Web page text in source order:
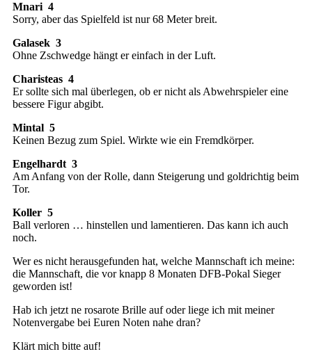
Mnari 4
Sorry, aber das Spielfeld ist nur 68 Meter breit.
Galasek 3
Ohne Zschwedge hängt er einfach in der Luft.
Charisteas 4
Er sollte sich mal überlegen, ob er nicht als Abwehrspieler eine
bessere Figur abgibt.
Mintal 5
Keinen Bezug zum Spiel. Wirkte wie ein Fremdkörper.
Engelhardt 3
Am Anfang von der Rolle, dann Steigerung und goldrichtig beim
Tor.
Koller 5
Ball verloren … hinstellen und lamentieren. Das kann ich auch
noch.
Wer es nicht herausgefunden hat, welche Mannschaft ich meine:
die Mannschaft, die vor knapp 8 Monaten DFB-Pokal Sieger
geworden ist!
Hab ich jetzt ne rosarote Brille auf oder liege ich mit meiner
Notenvergabe bei Euren Noten nahe dran?
Klärt mich bitte auf!